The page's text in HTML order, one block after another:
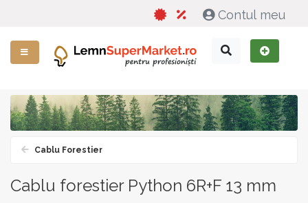
Contul meu
Cablu Forestier
Cablu forestier Python 6R+F 13 mm